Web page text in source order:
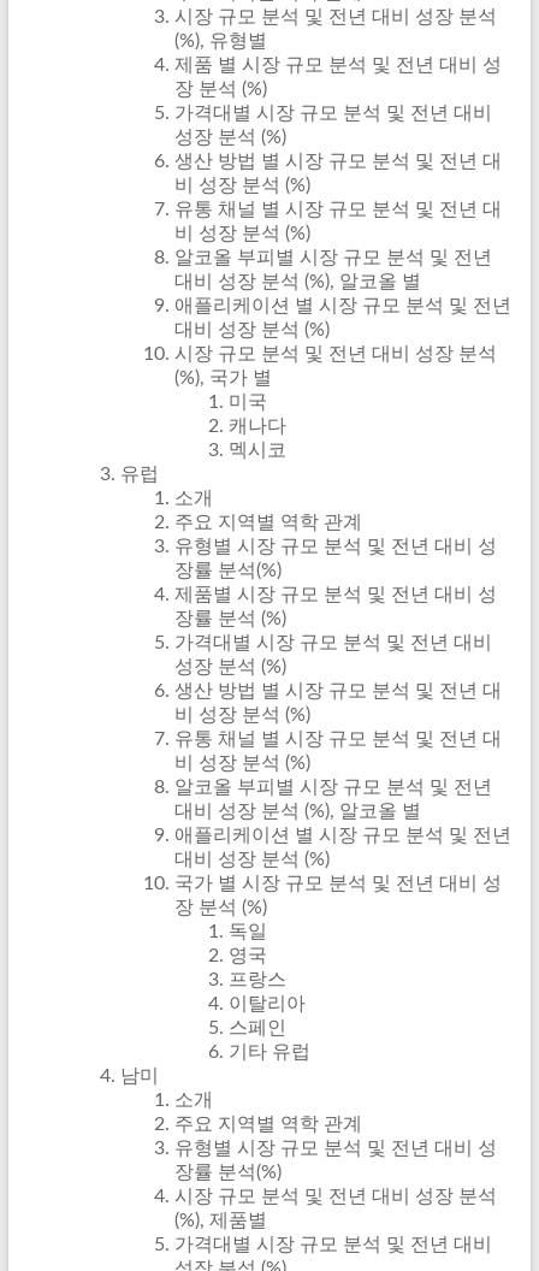
시장 규모 분석 및 전년 대비 성장 분석
(%), 유형별
제품 별 시장 규모 분석 및 전년 대비 성
장 분석 (%)
가격대별 시장 규모 분석 및 전년 대비
성장 분석 (%)
생산 방법 별 시장 규모 분석 및 전년 대
비 성장 분석 (%)
유통 채널 별 시장 규모 분석 및 전년 대
비 성장 분석 (%)
알코올 부피별 시장 규모 분석 및 전년
대비 성장 분석 (%), 알코올 별
애플리케이션 별 시장 규모 분석 및 전년
대비 성장 분석 (%)
시장 규모 분석 및 전년 대비 성장 분석
(%), 국가 별
미국
캐나다
멕시코
유럽
소개
주요 지역별 역학 관계
유형별 시장 규모 분석 및 전년 대비 성
장률 분석(%)
제품별 시장 규모 분석 및 전년 대비 성
장률 분석 (%)
가격대별 시장 규모 분석 및 전년 대비
성장 분석 (%)
생산 방법 별 시장 규모 분석 및 전년 대
비 성장 분석 (%)
유통 채널 별 시장 규모 분석 및 전년 대
비 성장 분석 (%)
알코올 부피별 시장 규모 분석 및 전년
대비 성장 분석 (%), 알코올 별
애플리케이션 별 시장 규모 분석 및 전년
대비 성장 분석 (%)
국가 별 시장 규모 분석 및 전년 대비 성
장 분석 (%)
독일
영국
프랑스
이탈리아
스페인
기타 유럽
남미
소개
주요 지역별 역학 관계
유형별 시장 규모 분석 및 전년 대비 성
장률 분석(%)
시장 규모 분석 및 전년 대비 성장 분석
(%), 제품별
가격대별 시장 규모 분석 및 전년 대비